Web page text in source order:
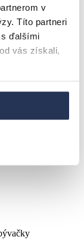
v
Títo partneri
ďalšími
vás získali,